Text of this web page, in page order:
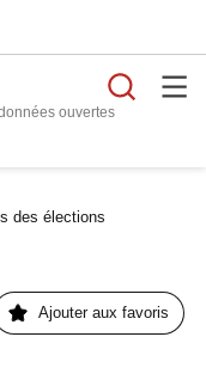
ouvertes
des élections
Ajouter aux favoris